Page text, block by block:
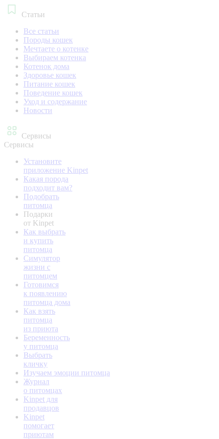
Статьи
Все статьи
Породы кошек
Мечтаете о котенке
Выбираем котенка
Котенок дома
Здоровье кошек
Питание кошек
Поведение кошек
Уход и содержание
Новости
Сервисы
Сервисы
Установите
приложение Kinpet
Какая порода
подходит вам?
Подобрать
питомца
Подарки
от Kinpet
Как выбрать
и купить
питомца
Симулятор
жизни с
питомцем
Готовимся
к появлению
питомца дома
Как взять
питомца
из приюта
Беременность
у питомца
Выбрать
кличку
Изучаем эмоции питомца
Журнал
о питомцах
Kinpet для
продавцов
Kinpet
помогает
приютам